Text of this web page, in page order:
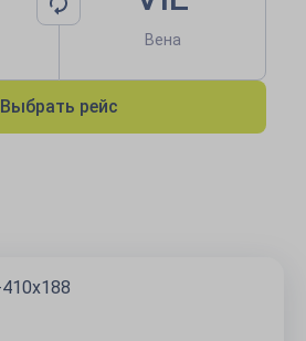
Вена
Выбрать рейс